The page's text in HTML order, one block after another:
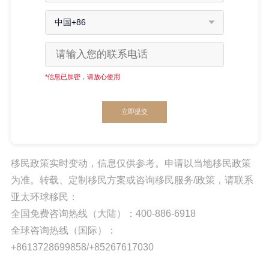
中国+86
*信息已加密，请放心使用
立即提交
移民政策实时变动，信息仅供参考。申请以当地移民政策
为准。转载、定制移民方案或咨询移民服务/政策，请联系
亚太环球移民：
全国免费咨询热线（大陆）：400-886-6918
全球咨询热线（国际）：
+8613728699858/+85267617030